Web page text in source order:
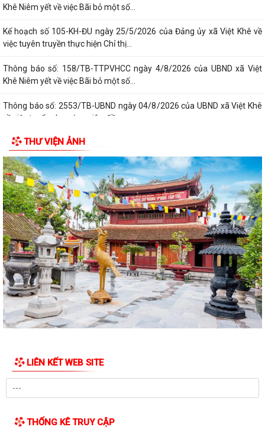
Khê Niêm yết về việc Bãi bỏ một số...
Kế hoạch số 105-KH-ĐU ngày 25/5/2026 của Đảng ủy xã Việt Khê về
việc tuyên truyền thực hiện Chỉ thị...
Thông báo số: 158/TB-TTPVHCC ngày 4/8/2026 của UBND xã Việt
Khê Niêm yết về việc Bãi bỏ một số...
Thông báo số: 2553/TB-UBND ngày 04/8/2026 của UBND xã Việt Khê
về việc tuyển chọn ứng viên điều...
THƯ VIỆN ẢNH
LIÊN KẾT WEB SITE
THỐNG KÊ TRUY CẬP